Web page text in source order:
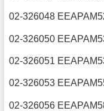
02-326048
02-326050
02-326051
02-326053
02-326056